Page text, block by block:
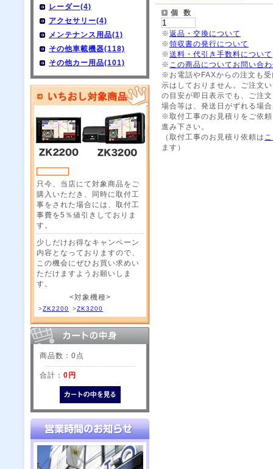
レーダー(4)
アクセサリー(4)
メンテナンス用品(1)
その他車載機器(118)
その他カー用品(101)
只今、当店にて対象商品をご
購入いただき、同時に取付工
事をされた場合には、取付工
事費を5％値引きしておりま
す。
少しだけお得なキャンペーン
内容となっておりますので、
この機会にぜひお買い求めい
ただけますようお願いしま
す。
<対象機種>
>ZK2200 >ZK3200
商品数：0点
合計： 0円
個 数
※返品・交換について
※領収書の発行について
※送料・代引き手数料について
※ この商品についてお問い合
※お電話やFAXからの注文も
示はしておりません。ご注文
の目安が即日表示でも、ご注
場合等は、発送日がずれる場
※取付工事のお見積りをご依
進み下さい。
（取付工事のお見積り依頼は
ます）